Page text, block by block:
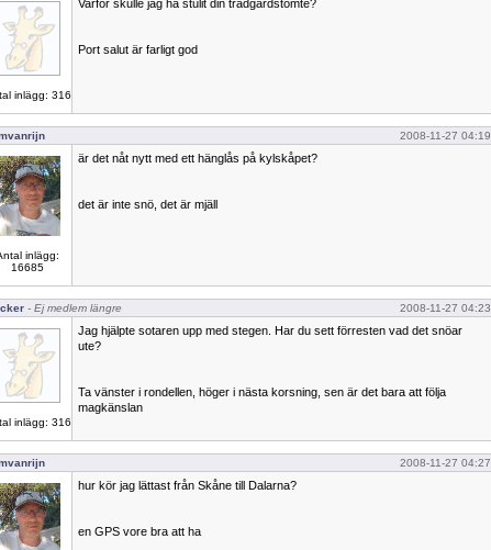
inlägg: 316
Varför skulle jag ha stulit din trädgårdstomte?
Port salut är farligt god
2008-11-27 04:19
inlägg:
16685
är det nåt nytt med ett hänglås på kylskåpet?
det är inte snö, det är mjäll
- Ej medlem längre 2008-11-27 04:23
inlägg: 316
Jag hjälpte sotaren upp med stegen. Har du sett förresten vad det snöar
ute?
Ta vänster i rondellen, höger i nästa korsning, sen är det bara att följa
magkänslan
2008-11-27 04:27
hur kör jag lättast från Skåne till Dalarna?
en GPS vore bra att ha